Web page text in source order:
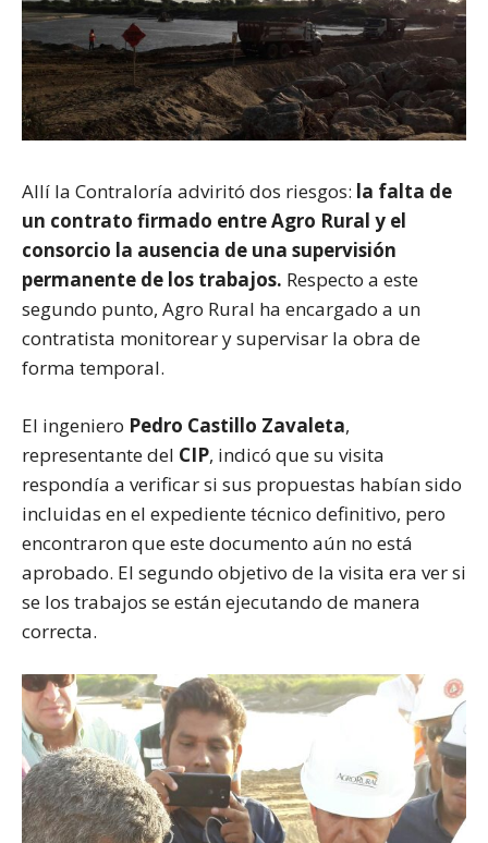
Allí la Contraloría adviritó dos riesgos: la falta de
un contrato firmado entre Agro Rural y el
consorcio la ausencia de una supervisión
permanente de los trabajos. Respecto a este
segundo punto, Agro Rural ha encargado a un
contratista monitorear y supervisar la obra de
forma temporal.
El ingeniero Pedro Castillo Zavaleta,
representante del CIP, indicó que su visita
respondía a verificar si sus propuestas habían sido
incluidas en el expediente técnico definitivo, pero
encontraron que este documento aún no está
aprobado. El segundo objetivo de la visita era ver si
se los trabajos se están ejecutando de manera
correcta.